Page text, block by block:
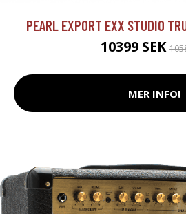
PEARL EXPORT EXX STUDIO
10399 SEK
MER INFO!